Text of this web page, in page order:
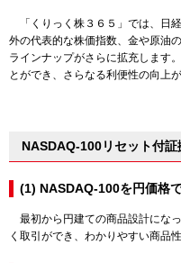
「くりっく株３６５」では、日
外の代表的な株価指数、金や原油
ラインナップがさらに拡充します
とができ、さらなる利便性の向上
NASDAQ-100リセット付証
(1) NASDAQ-100を円価格
最初から円建ての商品設計にな
く取引ができ、わかりやすい商品性